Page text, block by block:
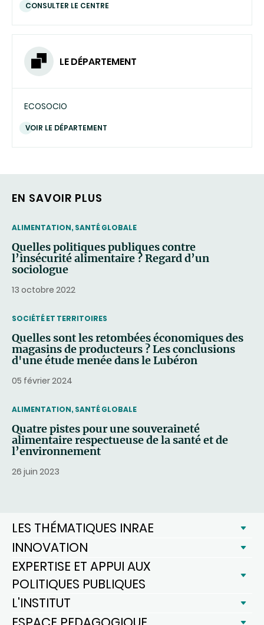
CONSULTER LE CENTRE
LE DÉPARTEMENT
ECOSOCIO
VOIR LE DÉPARTEMENT
EN SAVOIR PLUS
THEMATIC
ALIMENTATION, SANTÉ GLOBALE
Quelles politiques publiques contre
l’insécurité alimentaire ? Regard d’un
sociologue
13 octobre 2022
THEMATIC
SOCIÉTÉ ET TERRITOIRES
Quelles sont les retombées économiques des
magasins de producteurs ? Les conclusions
d'une étude menée dans le Lubéron
05 février 2024
THEMATIC
ALIMENTATION, SANTÉ GLOBALE
Quatre pistes pour une souveraineté
alimentaire respectueuse de la santé et de
l’environnement
26 juin 2023
LES THÉMATIQUES INRAE
INNOVATION
EXPERTISE ET APPUI AUX
POLITIQUES PUBLIQUES
L'INSTITUT